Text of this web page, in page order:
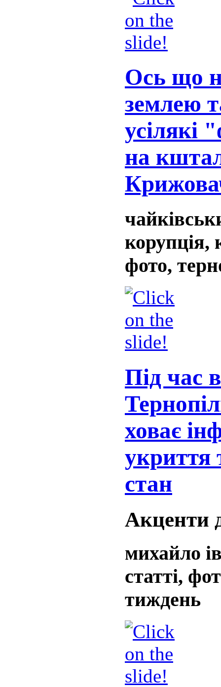
Ось що
землею
усілякі
на
корупція,
фото,
Під час
ховає
укриття
стан
Акценти
михайло
статті,
тиждень